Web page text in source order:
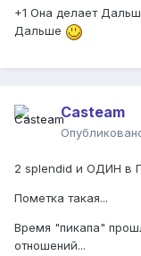
+1 Она делает
Дальше
Casteam
2 splendid и ОДИН в
Пометка такая...
Время "пикапа"
отношений...